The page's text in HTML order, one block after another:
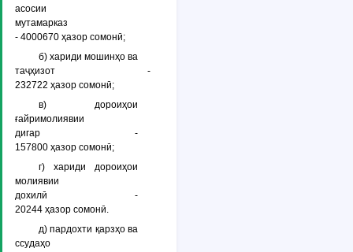
асосии
мутамарказ
- 4000670 ҳазор сомонӣ;
б) хариди мошинҳо ва
таҷҳизот -
232722 ҳазор сомонӣ;
в) дороиҳои
ғайримолиявии
дигар -
157800 ҳазор сомонӣ;
г) хариди дороиҳои
молиявии
дохилӣ -
20244 ҳазор сомонӣ.
д) пардохти қарзҳо ва
ссудаҳо